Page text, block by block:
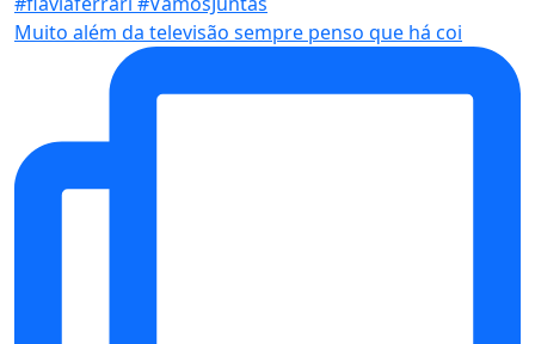
Muito além da televisão sempre penso que há coi